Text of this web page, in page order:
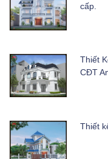
cấp.
Thiết
CĐT
Thiết